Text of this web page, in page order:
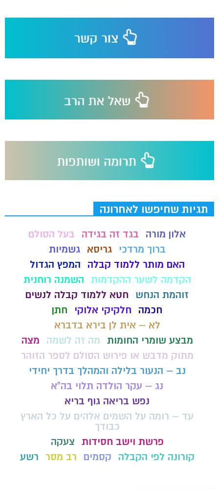
תגיות שחיפשו לאחרונה
אלון מורה בגד זה בגידה
בעל הסולם
ברוך מרדכי
גריסא
גשמיות
האם מותר ללמוד קבלה
המפץ הגדול
הקדמה לשער ההקדמות השמנה רוחנית
זוהמת הנחש
חטא ללמוד קבלה לנשים
חכמה
חלקיקי אלוקי
חתן
לא – אית לן בירא בדברא
מבצע שומרי החומות מה זה לשמה
מצה
מתוק מדבש או פירוש הסולם לספר הזוהר
נב – הנעור בלילה והמהלך בדרך יחידי
נג – עקר הולדה תלוי בה"א
נפש בריאה גוף בריא
עד – רומה על השמים אלהים על כל הארץ
כבודך
פרשת וישב חסידות צעקה
קורונה לפי הקבלה
קסמים רב מסר רשע